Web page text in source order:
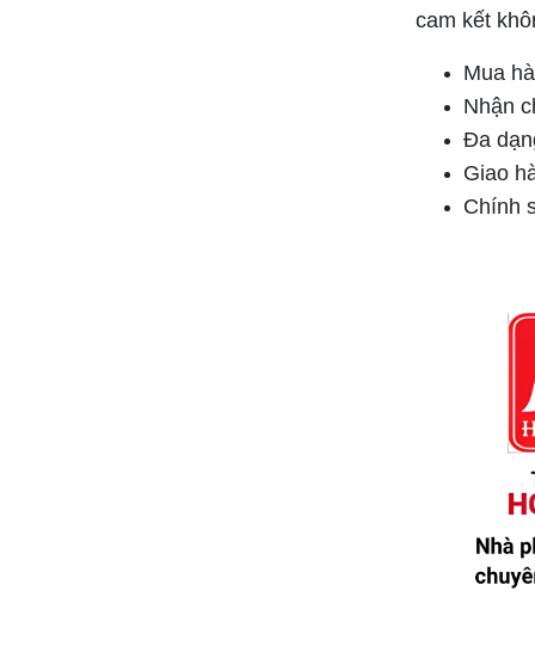
cam kết
Mua
Nhận
Đa
Giao
Chính